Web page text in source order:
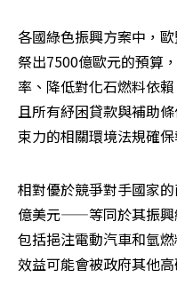
各國綠色振興方案中，
祭出7500億歐元的預算
率、降低對化石燃料依
且所有紓困貸款與補助
束力的相關環境法規確保
相對優於競爭對手國家
億美元——等同於其振
包括挹注電動汽車和氫
效益可能會被政府其他